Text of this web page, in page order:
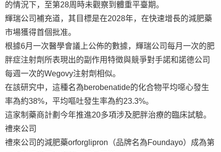
的情況下，至第28周時未觀察到體重平臺期。
輝瑞公司補充道，其目標是在2028年，在快速增長的減肥藥
市場獲得首個批准。
根據6月一次醫學會議上公佈的數據，輝瑞公司每月一次的肥
胖症注射劑所表現出的副作用特徵與競爭對手諾和諾德公司
每週一次的Wegovy注射劑相似。
在該研究中，這種名為berobenatide的化合物平均噁心發生
率為約38%，平均嘔吐發生率為約23.3%。
這家制藥商計劃今年推進20多項涉及肥胖治療的臨床試驗。
禮來公司
禮來公司的減肥藥orforglipron（品牌名為Foundayo）成為第